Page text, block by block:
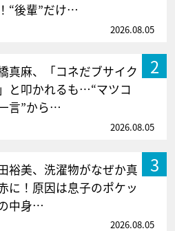
“後輩”だけ…
2026.08.05
2
真麻、「コネだブサイク
と叩かれるも…“マツコ
言”から…
2026.08.05
3
裕美、洗濯物がなぜか真
に！原因は息子のポケッ
中身…
2026.08.05